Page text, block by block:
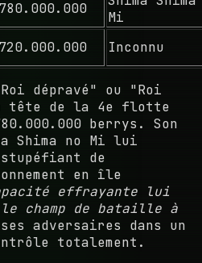
780.000.000
Mi
720.000.000 Inconnu
dépravé" ou "Roi
tête de la 4e flotte
berrys. Son
Shima no Mi lui
de
en île
effrayante lui
champ de bataille à
adversaires dans un
totalement.